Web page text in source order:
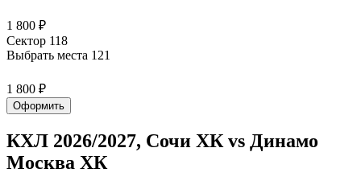
1 800 ₽
Сектор 118
Выбрать места 121
1 800 ₽
Оформить
КХЛ 2026/2027, Сочи ХК vs Динамо
Москва ХК